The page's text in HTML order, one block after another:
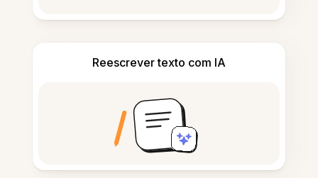
Reescrever texto com IA